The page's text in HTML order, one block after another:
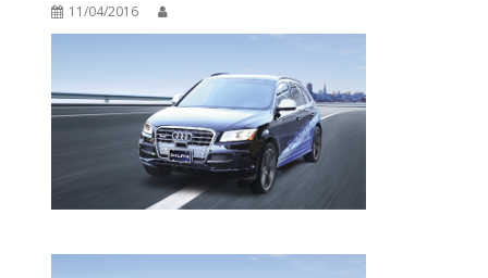
11/04/2016